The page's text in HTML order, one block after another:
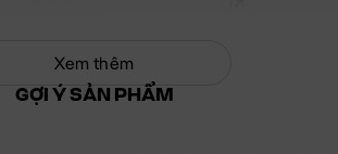
Xem thêm
GỢI Ý SẢN PHẨM